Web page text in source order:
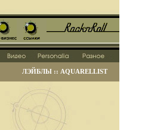
ЛЭЙБЛЫ :: AQUARELLIST